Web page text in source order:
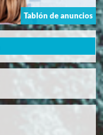
Tablón de anuncios